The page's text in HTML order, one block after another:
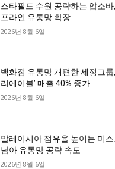
스타필드 수원 공략하는 압소바
프라인 유통망 확장
2026년 8월 6일
백화점 유통망 개편한 세정그룹
리에이블’ 매출 40% 증가
2026년 8월 6일
말레이시아 점유율 높이는 미
남아 유통망 공략 속도
2026년 8월 6일